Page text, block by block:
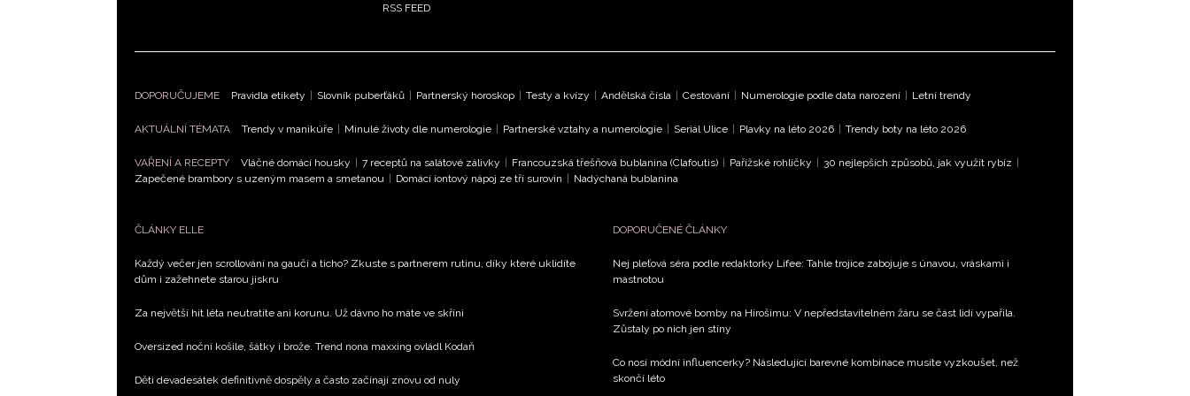
RSS FEED
DOPORUČUJEME Pravidla etikety Slovník puberťáků Partnerský horoskop Testy a kvízy Andělská čísla Cestování Numerologie podle data narození Letní trendy
AKTUÁLNÍ TÉMATA Trendy v manikúře Minulé životy dle numerologie Partnerské vztahy a numerologie Seriál Ulice Plavky na léto 2026 Trendy boty na léto 2026
VAŘENÍ A RECEPTY Vláčné domácí housky 7 receptů na salátové zálivky Francouzská třešňová bublanina (Clafoutis) Pařížské rohlíčky 30 nejlepších způsobů, jak využít rybíz
Zapečené brambory s uzeným masem a smetanou
Domácí iontový nápoj ze tří surovin Nadýchaná bublanina
ČLÁNKY ELLE
Každý večer jen scrollování na gauči a ticho? Zkuste s partnerem rutinu, díky které uklidíte
dům i zažehnete starou jiskru
Za největší hit léta neutratíte ani korunu. Už dávno ho máte ve skříni
Oversized noční košile, šátky i brože. Trend nona maxxing ovládl Kodaň
Děti devadesátek definitivně dospěly a často začínají znovu od nuly
DOPORUČENÉ ČLÁNKY
Nej pleťová séra podle redaktorky Lifee: Tahle trojice zabojuje s únavou, vráskami i
mastnotou
Svržení atomové bomby na Hirošimu: V nepředstavitelném žáru se část lidí vypařila.
Zůstaly po nich jen stíny
Co nosí módní influencerky? Následující barevné kombinace musíte vyzkoušet, než
skončí léto